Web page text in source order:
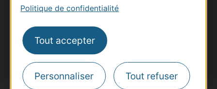
Politique de confidentialité
Tout accepter
Personnaliser Tout refuser
Pros d'Occitanie
Voyagistes
Destination Sport
Inscrivez-vous à la lettre d'information
Destination Occitanie pour recevoir des
suggestions de séjours, de visites et de sorties.